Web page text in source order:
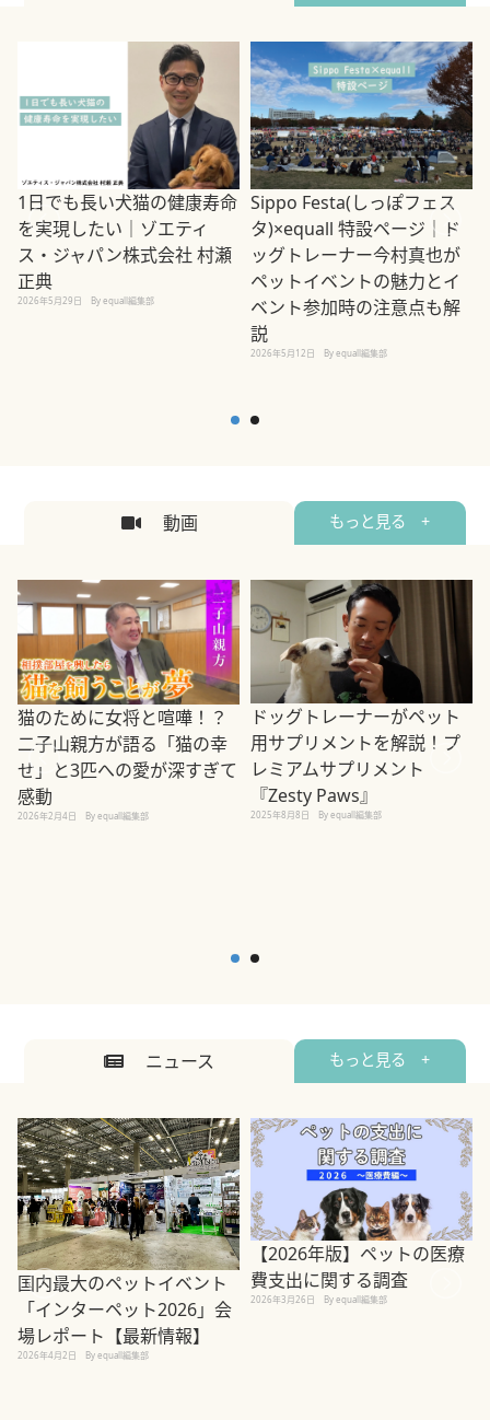
1日でも長い犬猫の健康寿命
を実現したい｜ゾエティ
ス・ジャパン株式会社 村瀬
正典
2026年5月29日 By equall編集部
Sippo Festa(しっぽフェス
タ)×equall 特設ページ｜ド
ッグトレーナー今村真也が
ペットイベントの魅力とイ
ベント参加時の注意点も解
説
2026年5月12日 By equall編集部
動画 もっと見る +
猫のために女将と喧嘩！？
二子山親方が語る「猫の幸
せ」と3匹への愛が深すぎて
感動
2026年2月4日 By equall編集部
ドッグトレーナーがペット
用サプリメントを解説！プ
レミアムサプリメント
『Zesty Paws』
2025年8月8日 By equall編集部
ニュース もっと見る +
国内最大のペットイベント
「インターペット2026」会
場レポート【最新情報】
2026年4月2日 By equall編集部
【2026年版】ペットの医療
費支出に関する調査
2026年3月26日 By equall編集部